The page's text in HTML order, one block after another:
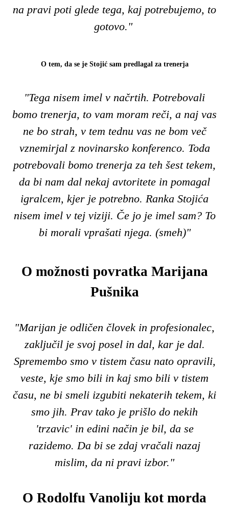
na pravi poti glede tega, kaj potrebujemo, to
gotovo."
O tem, da se je Stojić sam predlagal za trenerja
"Tega nisem imel v načrtih. Potrebovali
bomo trenerja, to vam moram reči, a naj vas
ne bo strah, v tem tednu vas ne bom več
vznemirjal z novinarsko konferenco. Toda
potrebovali bomo trenerja za teh šest tekem,
da bi nam dal nekaj avtoritete in pomagal
igralcem, kjer je potrebno. Ranka Stojića
nisem imel v tej viziji. Če jo je imel sam? To
bi morali vprašati njega. (smeh)"
O možnosti povratka Marijana
Pušnika
"Marijan je odličen človek in profesionalec,
zaključil je svoj posel in dal, kar je dal.
Spremembo smo v tistem času nato opravili,
veste, kje smo bili in kaj smo bili v tistem
času, ne bi smeli izgubiti nekaterih tekem, ki
smo jih. Prav tako je prišlo do nekih
'trzavic' in edini način je bil, da se
razidemo. Da bi se zdaj vračali nazaj
mislim, da ni pravi izbor."
O Rodolfu Vanoliju kot morda